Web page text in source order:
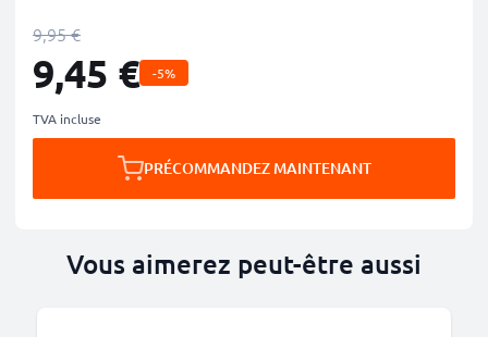
9,95 €
9,45 € -5%
TVA incluse
PRÉCOMMANDEZ MAINTENANT
Vous aimerez peut-être aussi